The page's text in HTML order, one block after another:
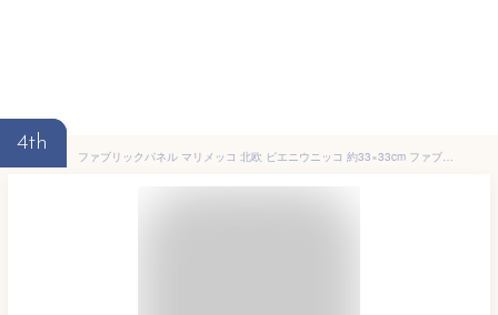
4th
ファブリックパネル マリメッコ 北欧 ピエニウニッコ 約33×33cm ファブリックボード marimekko PIENIUNIKKO【ラッピング対応可】 おしゃれ かわいい ウォールパネル 生地 ギフト プラム リビング